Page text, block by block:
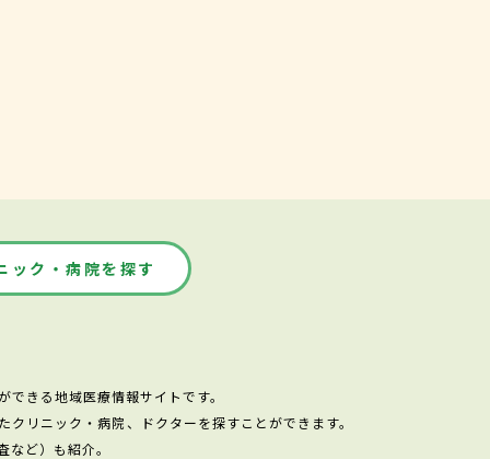
ック・病院を探す
きる地域医療情報サイトです。
リニック・病院、ドクターを探すことができます。
ど）も紹介。